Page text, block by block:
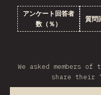
アンケート回答者
数（％）
質問
We asked members
share their